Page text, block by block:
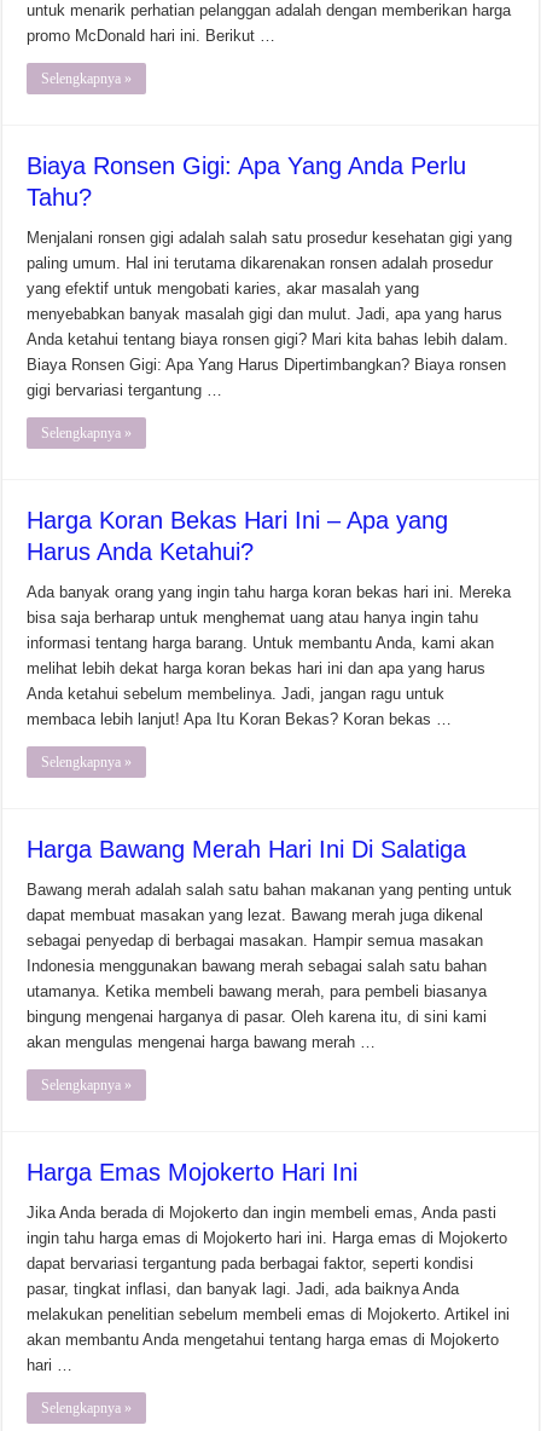
untuk menarik perhatian pelanggan adalah dengan memberikan harga
promo McDonald hari ini. Berikut …
Selengkapnya »
Biaya Ronsen Gigi: Apa Yang Anda Perlu
Tahu?
Menjalani ronsen gigi adalah salah satu prosedur kesehatan gigi yang
paling umum. Hal ini terutama dikarenakan ronsen adalah prosedur
yang efektif untuk mengobati karies, akar masalah yang
menyebabkan banyak masalah gigi dan mulut. Jadi, apa yang harus
Anda ketahui tentang biaya ronsen gigi? Mari kita bahas lebih dalam.
Biaya Ronsen Gigi: Apa Yang Harus Dipertimbangkan? Biaya ronsen
gigi bervariasi tergantung …
Selengkapnya »
Harga Koran Bekas Hari Ini – Apa yang
Harus Anda Ketahui?
Ada banyak orang yang ingin tahu harga koran bekas hari ini. Mereka
bisa saja berharap untuk menghemat uang atau hanya ingin tahu
informasi tentang harga barang. Untuk membantu Anda, kami akan
melihat lebih dekat harga koran bekas hari ini dan apa yang harus
Anda ketahui sebelum membelinya. Jadi, jangan ragu untuk
membaca lebih lanjut! Apa Itu Koran Bekas? Koran bekas …
Selengkapnya »
Harga Bawang Merah Hari Ini Di Salatiga
Bawang merah adalah salah satu bahan makanan yang penting untuk
dapat membuat masakan yang lezat. Bawang merah juga dikenal
sebagai penyedap di berbagai masakan. Hampir semua masakan
Indonesia menggunakan bawang merah sebagai salah satu bahan
utamanya. Ketika membeli bawang merah, para pembeli biasanya
bingung mengenai harganya di pasar. Oleh karena itu, di sini kami
akan mengulas mengenai harga bawang merah …
Selengkapnya »
Harga Emas Mojokerto Hari Ini
Jika Anda berada di Mojokerto dan ingin membeli emas, Anda pasti
ingin tahu harga emas di Mojokerto hari ini. Harga emas di Mojokerto
dapat bervariasi tergantung pada berbagai faktor, seperti kondisi
pasar, tingkat inflasi, dan banyak lagi. Jadi, ada baiknya Anda
melakukan penelitian sebelum membeli emas di Mojokerto. Artikel ini
akan membantu Anda mengetahui tentang harga emas di Mojokerto
hari …
Selengkapnya »